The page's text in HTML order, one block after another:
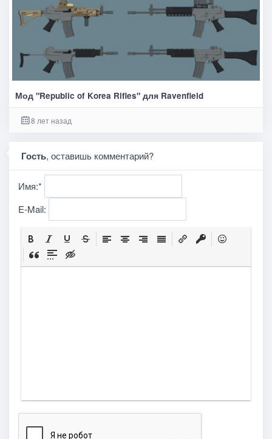
Мод "Republic of Korea Rifles" для Ravenfield
8 лет назад
Гость, оставишь комментарий?
Имя:*
E-Mail: